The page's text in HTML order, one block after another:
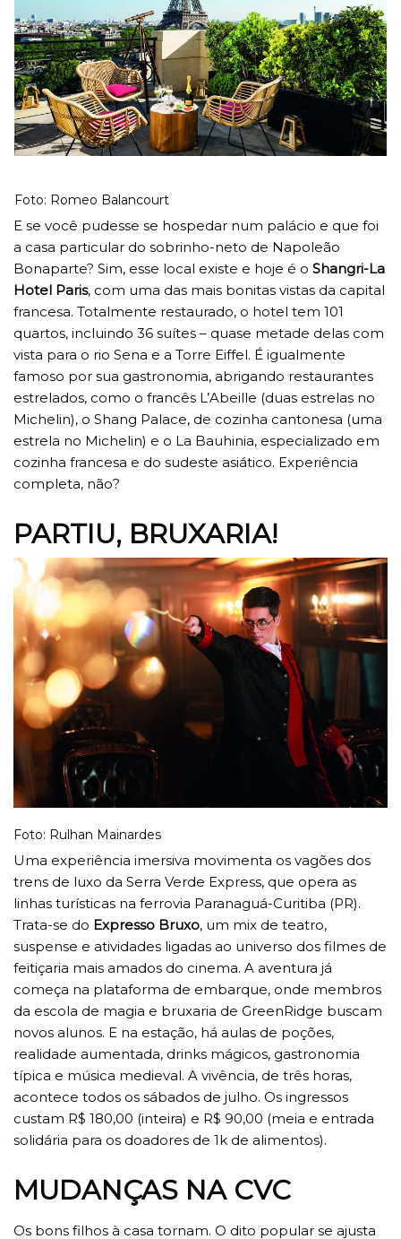
Foto: Romeo Balancourt
E se você pudesse se hospedar num palácio e que foi
a casa particular do sobrinho-neto de Napoleão
Bonaparte? Sim, esse local existe e hoje é o Shangri-La
Hotel Paris, com uma das mais bonitas vistas da capital
francesa. Totalmente restaurado, o hotel tem 101
quartos, incluindo 36 suítes – quase metade delas com
vista para o rio Sena e a Torre Eiffel. É igualmente
famoso por sua gastronomia, abrigando restaurantes
estrelados, como o francês L’Abeille (duas estrelas no
Michelin), o Shang Palace, de cozinha cantonesa (uma
estrela no Michelin) e o La Bauhinia, especializado em
cozinha francesa e do sudeste asiático. Experiência
completa, não?
PARTIU, BRUXARIA!
Foto: Rulhan Mainardes
Uma experiência imersiva movimenta os vagões dos
trens de luxo da Serra Verde Express, que opera as
linhas turísticas na ferrovia Paranaguá-Curitiba (PR).
Trata-se do Expresso Bruxo, um mix de teatro,
suspense e atividades ligadas ao universo dos filmes de
feitiçaria mais amados do cinema. A aventura já
começa na plataforma de embarque, onde membros
da escola de magia e bruxaria de GreenRidge buscam
novos alunos. E na estação, há aulas de poções,
realidade aumentada, drinks mágicos, gastronomia
típica e música medieval. A vivência, de três horas,
acontece todos os sábados de julho. Os ingressos
custam R$ 180,00 (inteira) e R$ 90,00 (meia e entrada
solidária para os doadores de 1k de alimentos).
MUDANÇAS NA CVC
Os bons filhos à casa tornam. O dito popular se ajusta